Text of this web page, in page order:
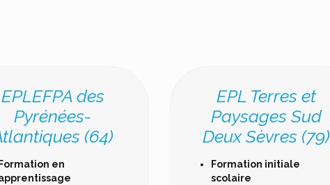
EPLEFPA des
Pyrénées-
(64)
Formation en
EPL Terres et
Paysages Sud
Deux Sèvres (79)
Formation initiale
scolaire